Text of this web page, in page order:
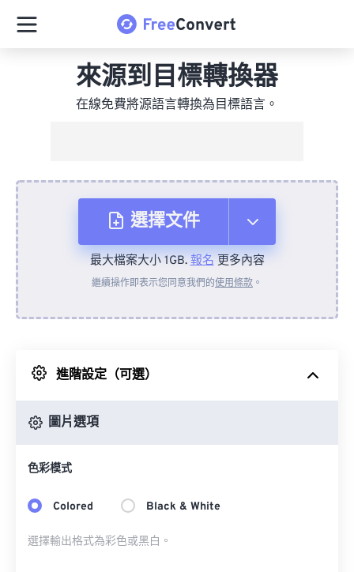
來源到目標轉換器
在線免費將源語言轉換為目標語言。
選擇文件
來自裝置
來自 Google 雲端硬碟
最大檔案大小 1GB.報名更多內容
繼續操作即表示您同意我們的使用條款 。
進階設定（可選）
圖片選項
色彩模式
Colored Black & White
選擇輸出格式為彩色或黑白。